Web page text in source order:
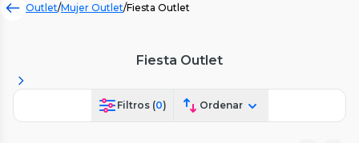
Outlet/Mujer Outlet/Fiesta Outlet
Fiesta Outlet
Filtros (0) Ordenar